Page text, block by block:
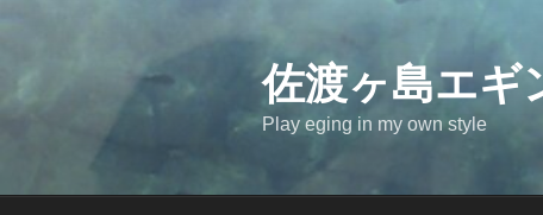
佐渡ヶ島エギ
Play eging in my own style